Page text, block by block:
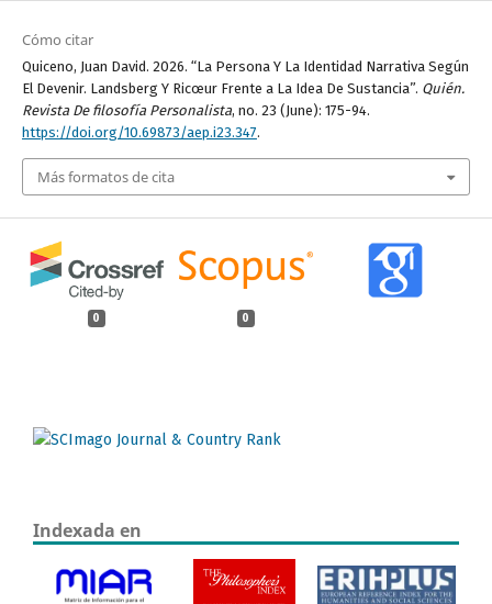
Cómo citar
Quiceno, Juan David. 2026. “La Persona Y La Identidad Narrativa Según
El Devenir. Landsberg Y Ricœur Frente a La Idea De Sustancia”. Quién.
Revista De filosofía Personalista, no. 23 (June): 175-94.
https://doi.org/10.69873/aep.i23.347.
Más formatos de cita
0 0
Indexada en